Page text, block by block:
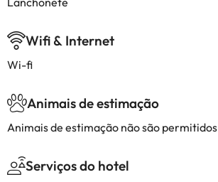
Wifi & Internet
Wi-fi
Animais de estimação
Animais de estimação não são permitidos
Serviços do hotel